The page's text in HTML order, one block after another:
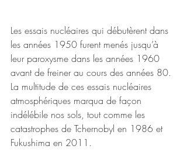
Les essais nucléaires qui débutèrent dans
les années 1950 furent menés jusqu’à
leur paroxysme dans les années 1960
avant de freiner au cours des années 80.
La multitude de ces essais nucléaires
atmosphériques marqua de façon
indélébile nos sols, tout comme les
catastrophes de Tchernobyl en 1986 et
Fukushima en 2011.